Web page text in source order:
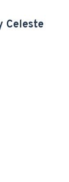
Celeste